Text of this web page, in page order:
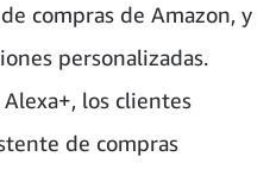
compras de Amazon, y
personalizadas.
los clientes
de compras